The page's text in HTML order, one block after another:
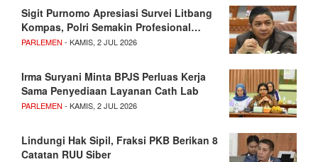
Sigit Purnomo Apresiasi Survei Litbang
Kompas, Polri Semakin Profesional…
PARLEMEN - KAMIS, 2 JUL 2026
Irma Suryani Minta BPJS Perluas Kerja
Sama Penyediaan Layanan Cath Lab
PARLEMEN - KAMIS, 2 JUL 2026
Lindungi Hak Sipil, Fraksi PKB Berikan 8
Catatan RUU Siber